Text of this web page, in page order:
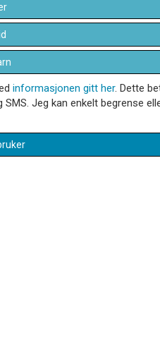
informasjonen gitt her. Dette
Jeg kan enkelt begrense